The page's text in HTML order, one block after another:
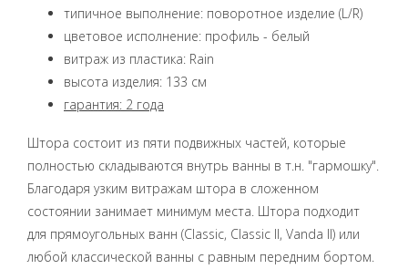
типичное выполнение: поворотное изделие (L/R)
цветовое исполнение: профиль - белый
витраж из пластика: Rain
высота изделия: 133 см
гарантия: 2 года
Штора состоит из пяти подвижных частей, которые
полностью складываются внутрь ванны в т.н. "гармошку".
Благодаря узким витражам штора в сложенном
состоянии занимает минимум места. Штора подходит
для прямоугольных ванн (Classic, Classic II, Vanda II) или
любой классической ванны с равным передним бортом.